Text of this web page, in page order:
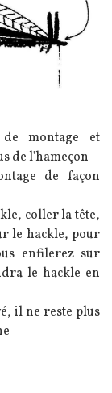
montage et
de l'hameçon
de façon
coller la tête,
le hackle, pour
enfilerez sur
le hackle en
il ne reste plus